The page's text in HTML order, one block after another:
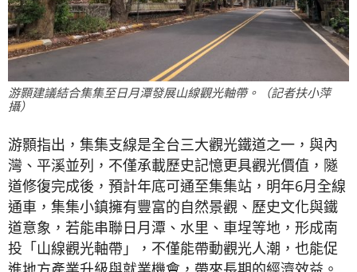
游顥建議結合集集至日月潭發展山線觀光軸帶。（記者扶小萍
攝）
游顥指出，集集支線是全台三大觀光鐵道之一，與內
灣、平溪並列，不僅承載歷史記憶更具觀光價值，隧
道修復完成後，預計年底可通至集集站，明年6月全線
通車，集集小鎮擁有豐富的自然景觀、歷史文化與鐵
道意象，若能串聯日月潭、水里、車埕等地，形成南
投「山線觀光軸帶」，不僅能帶動觀光人潮，也能促